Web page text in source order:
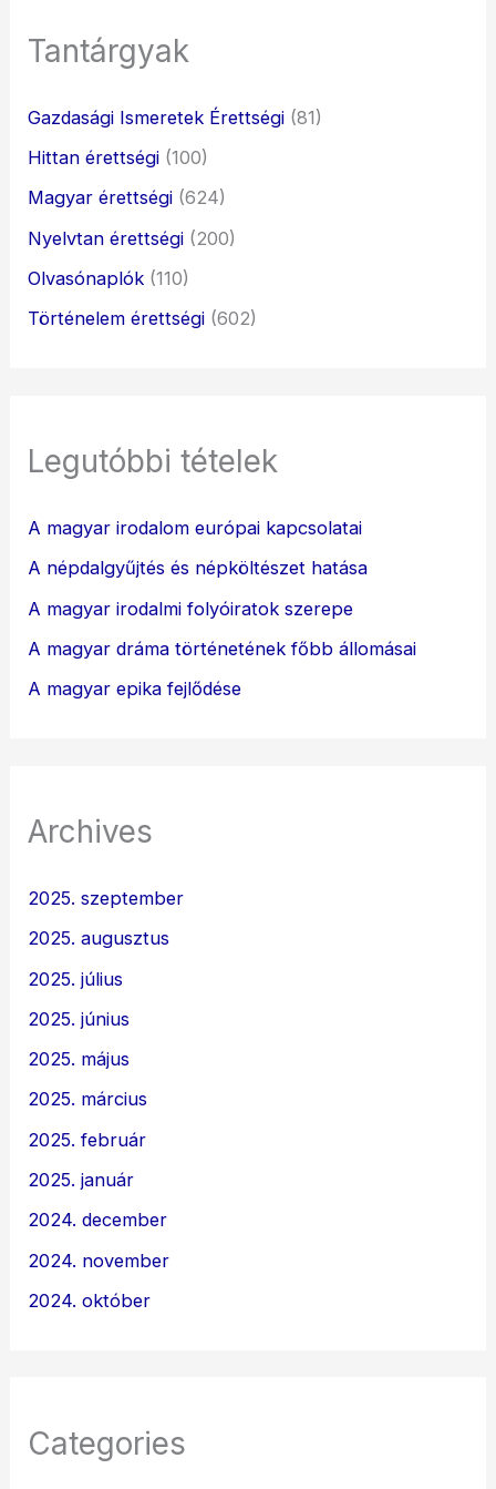
Tantárgyak
Gazdasági Ismeretek Érettségi (81)
Hittan érettségi (100)
Magyar érettségi (624)
Nyelvtan érettségi (200)
Olvasónaplók (110)
Történelem érettségi (602)
Legutóbbi tételek
A magyar irodalom európai kapcsolatai
A népdalgyűjtés és népköltészet hatása
A magyar irodalmi folyóiratok szerepe
A magyar dráma történetének főbb állomásai
A magyar epika fejlődése
Archives
2025. szeptember
2025. augusztus
2025. július
2025. június
2025. május
2025. március
2025. február
2025. január
2024. december
2024. november
2024. október
Categories